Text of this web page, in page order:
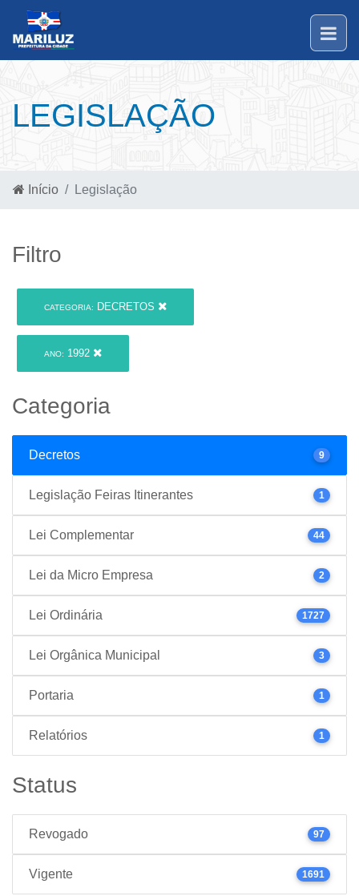
LEGISLAÇÃO
Início Legislação
Filtro
CATEGORIA: DECRETOS
ANO: 1992
Categoria
Decretos 9
Legislação Feiras Itinerantes 1
Lei Complementar 44
Lei da Micro Empresa 2
Lei Ordinária 1727
Lei Orgânica Municipal 3
Portaria 1
Relatórios 1
Status
Revogado 97
Vigente 1691